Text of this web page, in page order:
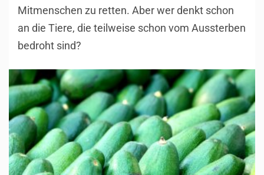
Mitmenschen zu retten. Aber wer denkt schon
an die Tiere, die teilweise schon vom Aussterben
bedroht sind?